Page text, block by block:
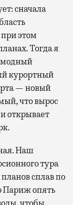
этом
Тогда я
модный
курортный
— новый
что вырос
открывает
Наш
тура
сплав по
Париж опять